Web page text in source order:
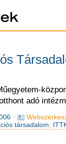
adó
·
társadalom